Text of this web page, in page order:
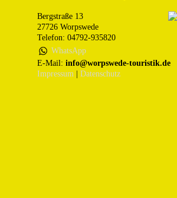
Bergstraße 13
27726 Worpswede
Telefon: 04792-935820
WhatsApp
E-Mail: info@worpswede-touristik.de
Impressum
Datenschutz